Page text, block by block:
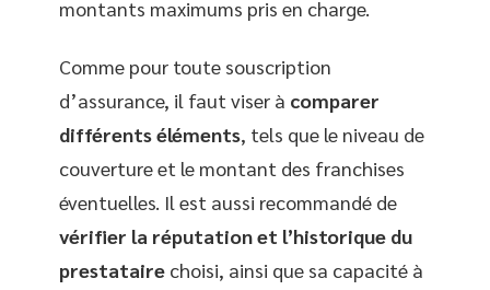
montants maximums pris en charge.
Comme pour toute souscription
d’assurance, il faut viser à comparer
différents éléments, tels que le niveau de
couverture et le montant des franchises
éventuelles. Il est aussi recommandé de
vérifier la réputation et l’historique du
prestataire choisi, ainsi que sa capacité à